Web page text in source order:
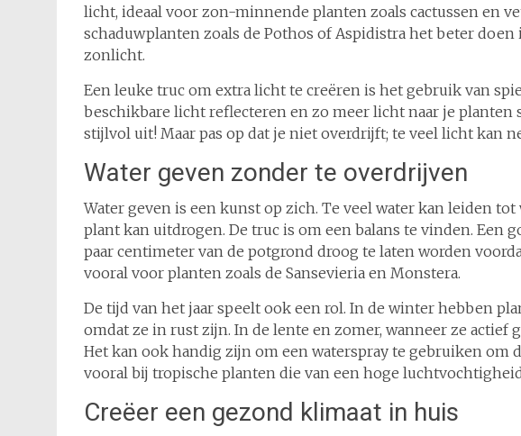
licht, ideaal voor zon-minnende planten zoals cactussen en
schaduwplanten zoals de Pothos of Aspidistra het beter
zonlicht.
Een leuke truc om extra licht te creëren is het gebruik van
beschikbare licht reflecteren en zo meer licht naar je planten
stijlvol uit! Maar pas op dat je niet overdrijft; te veel licht kan
Water geven zonder te overdrijven
Water geven is een kunst op zich. Te veel water kan leiden
plant kan uitdrogen. De truc is om een balans te vinden. Een
paar centimeter van de potgrond droog te laten worden
vooral voor planten zoals de Sansevieria en Monstera.
De tijd van het jaar speelt ook een rol. In de winter hebben
omdat ze in rust zijn. In de lente en zomer, wanneer ze actief
Het kan ook handig zijn om een waterspray te gebruiken om
vooral bij tropische planten die van een hoge
Creëer een gezond klimaat in huis